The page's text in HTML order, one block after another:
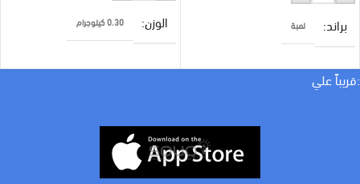
براند لمبة
WATT
الوزن 0.30 كيلوجرام
:قريباً علي